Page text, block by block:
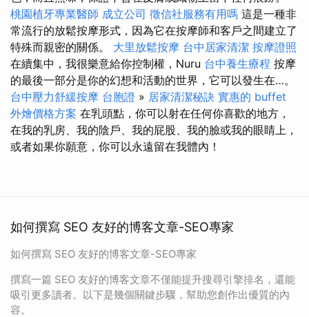
桃園植牙專業醫師 成立公司 徵信社服務有用嗎 這是一種非
常流行的放鬆按摩形式，因為它在按摩師和客戶之間建立了
特殊而親密的關係。 大里放鬆按摩 台中居家清潔 按摩證照
在續集中，我很樂意給你控制權，Nuru 台中養生療程 按摩
的最後一部分是你的幻想和活動的世界，它可以發生在…。
台中壓力舒緩按摩 台胞證 » 居家清潔秘訣 實惠的 buffet
外燴價格方案 在乳頭點，你可以射在任何你喜歡的地方，
在我的乳房、我的陰戶、我的屁股、我的臉或我的眼睛上，
或者如果你願意，你可以永遠留在我體內！
如何撰寫 SEO 友好的博客文章-SEO專家
如何撰寫 SEO 友好的博客文章-SEO專家
撰寫一篇 SEO 友好的博客文章不僅能提升搜尋引擎排名，還能
吸引更多讀者。以下是幾個關鍵步驟，幫助您創作出優質的內
容。